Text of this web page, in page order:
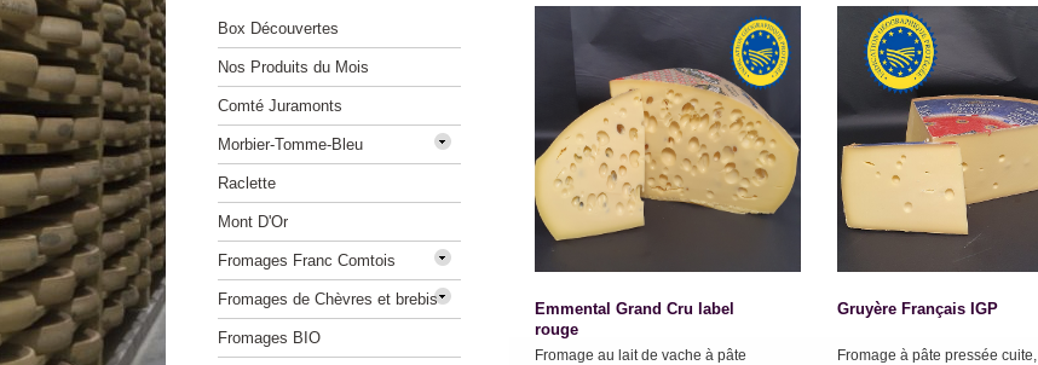
Emmental Grand Cru label
rouge
Fromage au lait de vache à pâte
Gruyère Français IGP
Fromage à pâte pressée cuite,
Box Découvertes
Nos Produits du Mois
Comté Juramonts
Morbier-Tomme-Bleu
Raclette
Mont D'Or
Fromages Franc Comtois
Fromages de Chèvres et brebis
Fromages BIO